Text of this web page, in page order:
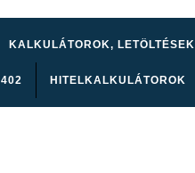
KALKULÁTOROK, LETÖLTÉSEK
HITELKALKULÁTOROK